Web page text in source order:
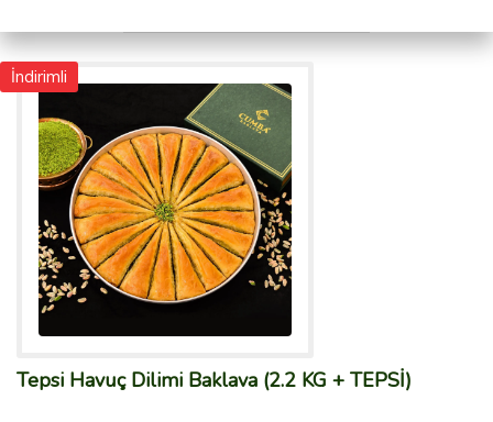
İndirimli
Tepsi Havuç Dilimi Baklava (2.2 KG + TEPSİ)